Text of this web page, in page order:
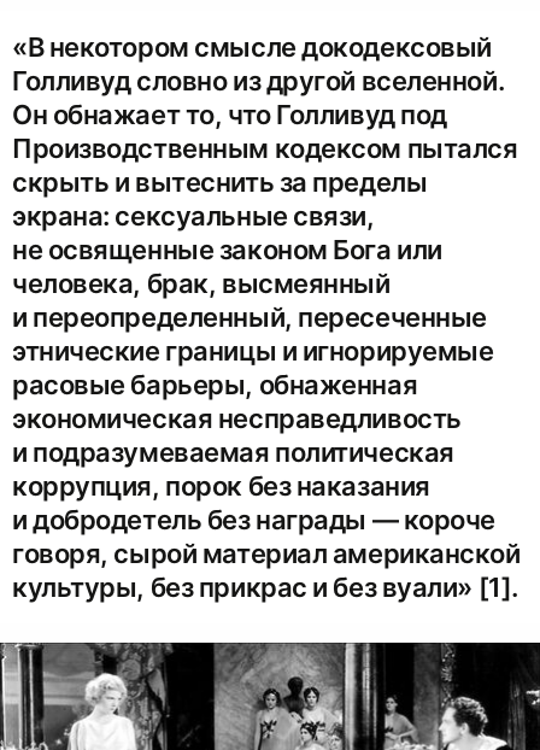
«В некотором смысле докодексовый
Голливуд словно из другой вселенной.
Он обнажает то, что Голливуд под
Производственным кодексом пытался
скрыть и вытеснить за пределы
экрана: сексуальные связи,
не освященные законом Бога или
человека, брак, высмеянный
и переопределенный, пересеченные
этнические границы и игнорируемые
расовые барьеры, обнаженная
экономическая несправедливость
и подразумеваемая политическая
коррупция, порок без наказания
и добродетель без награды — короче
говоря, сырой материал американской
культуры, без прикрас и без вуали» [1].